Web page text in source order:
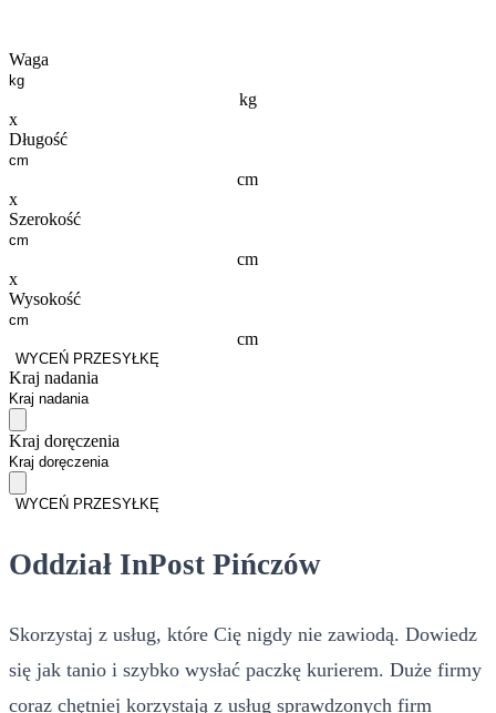
Waga
kg
x
Długość
cm
x
Szerokość
cm
x
Wysokość
cm
WYCEŃ PRZESYŁKĘ
Kraj nadania
Kraj doręczenia
WYCEŃ PRZESYŁKĘ
Oddział InPost Pińczów
Skorzystaj z usług, które Cię nigdy nie zawiodą. Dowiedz
się jak tanio i szybko wysłać paczkę kurierem. Duże firmy
coraz chętniej korzystają z usług sprawdzonych firm